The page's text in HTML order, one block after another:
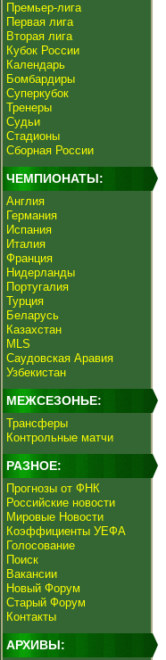
Премьер-лига
Первая лига
Вторая лига
Кубок России
Календарь
Бомбардиры
Суперкубок
Тренеры
Судьи
Стадионы
Сборная России
ЧЕМПИОНАТЫ:
Англия
Германия
Испания
Италия
Франция
Нидерланды
Португалия
Турция
Беларусь
Казахстан
MLS
Саудовская Аравия
Узбекистан
МЕЖСЕЗОНЬЕ:
Трансферы
Контрольные матчи
РАЗНОЕ:
Прогнозы от ФНК
Российские новости
Мировые Новости
Коэффициенты УЕФА
Голосование
Поиск
Вакансии
Новый Форум
Старый Форум
Контакты
АРХИВЫ: